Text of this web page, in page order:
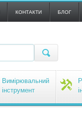
КОНТАКТИ БЛОГ
Вимірювальний
інструмент